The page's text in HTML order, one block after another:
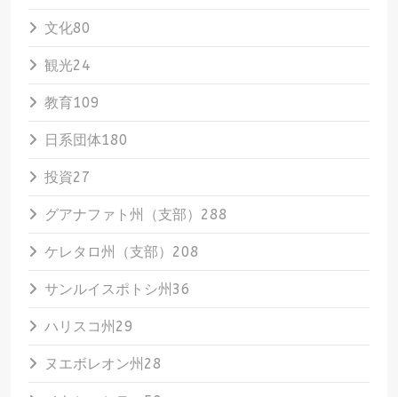
文化80
観光24
教育109
日系団体180
投資27
グアナファト州（支部） 288
ケレタロ州（支部） 208
サンルイスポトシ州 36
ハリスコ州 29
ヌエボレオン州 28